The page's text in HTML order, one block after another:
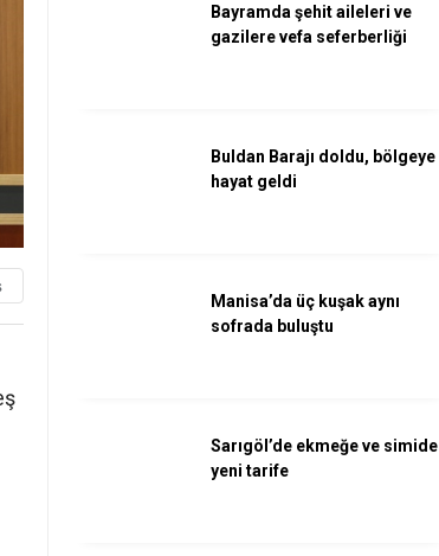
Bayramda şehit aileleri ve
gazilere vefa seferberliği
Buldan Barajı doldu, bölgeye
hayat geldi
Manisa’da üç kuşak aynı
sofrada buluştu
Sarıgöl’de ekmeğe ve simide
yeni tarife